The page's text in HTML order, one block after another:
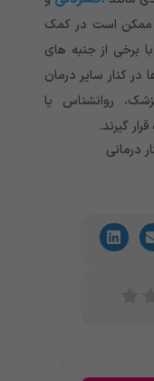
ممکن است در کمک
برخی از جنبه های
در کنار سایر درمان
روانشناس یا
گیرند.
درمانی